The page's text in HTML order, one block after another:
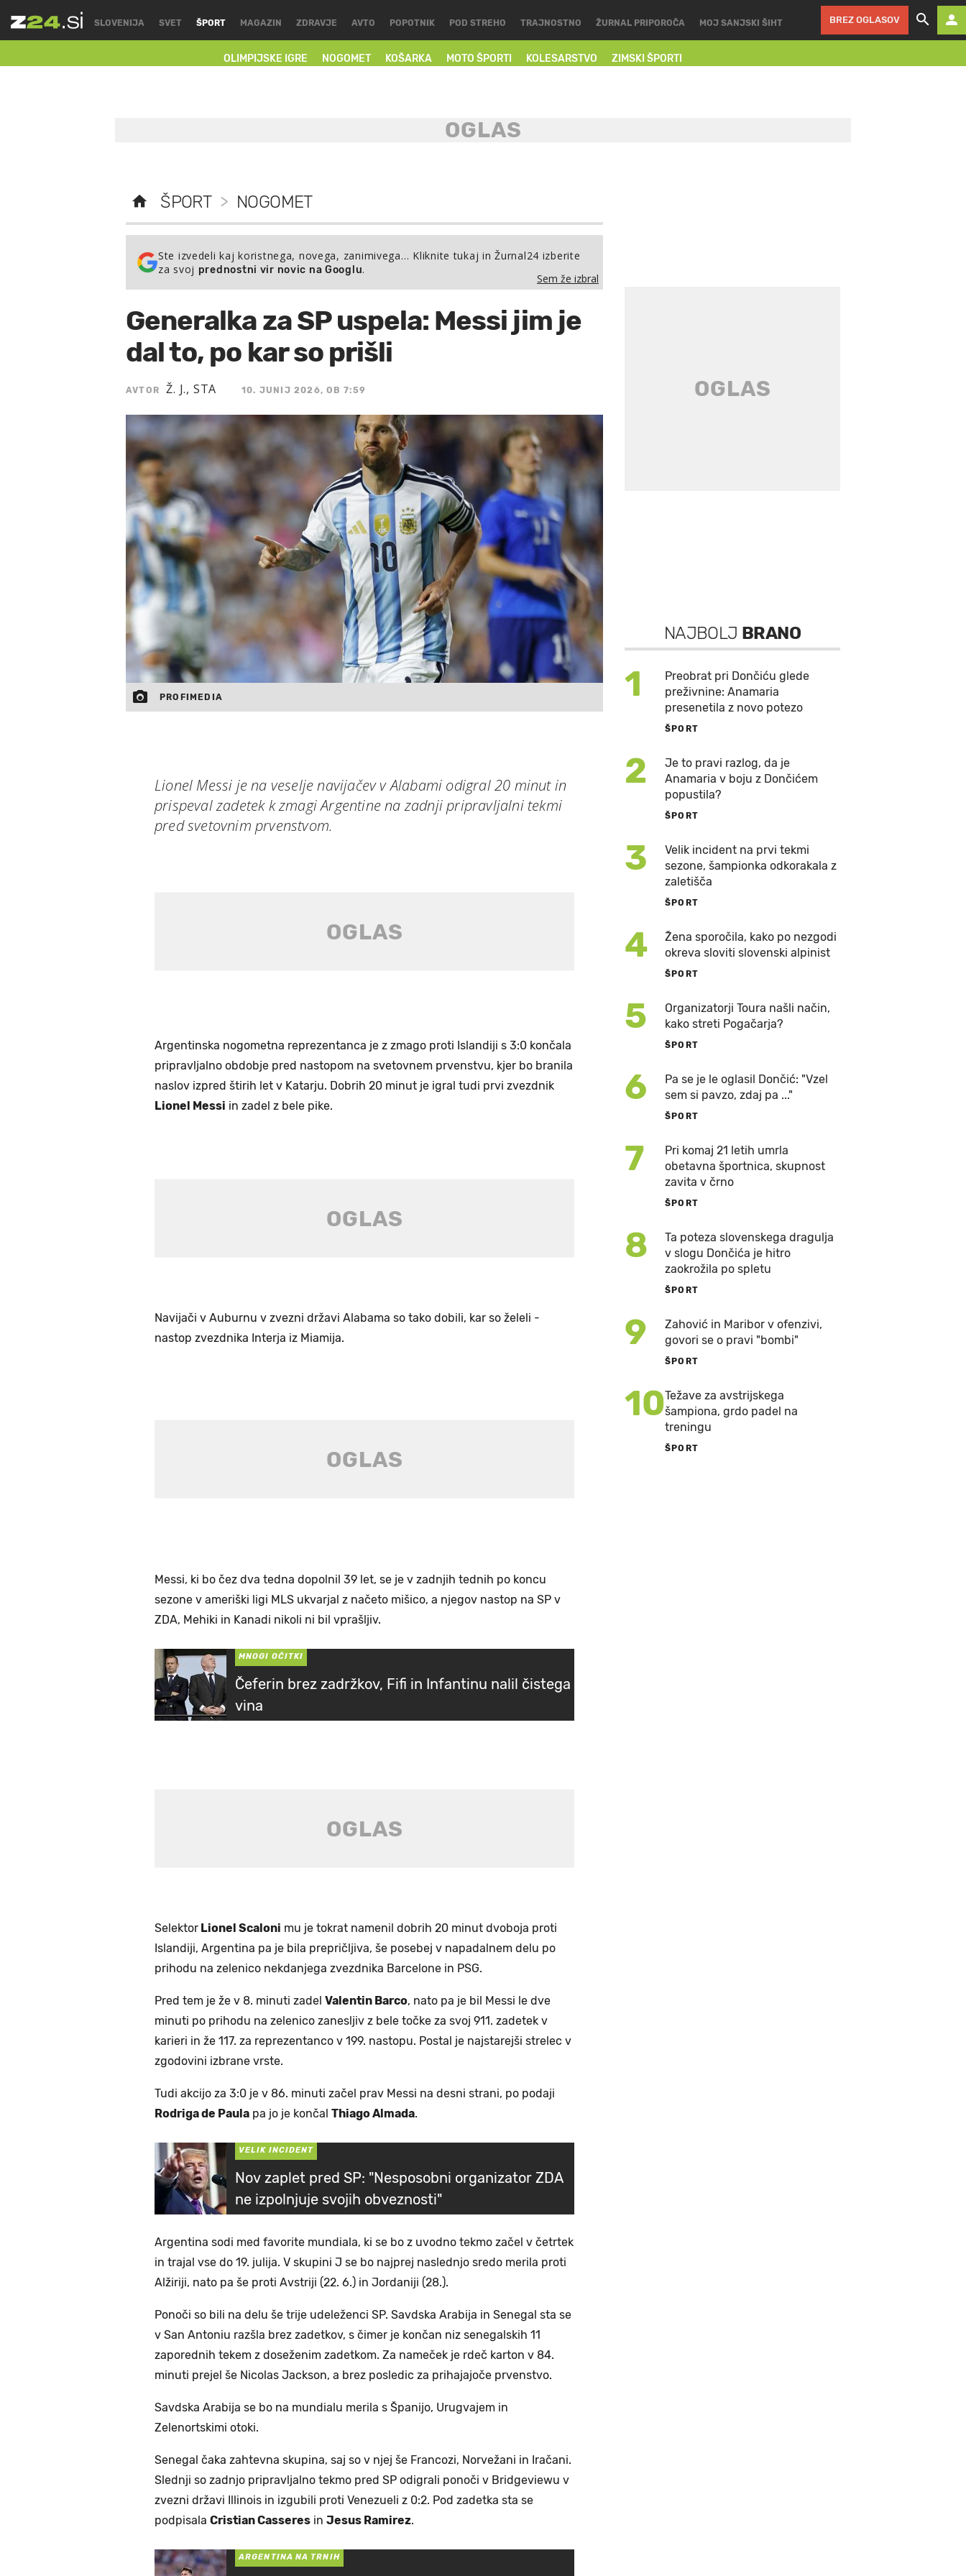
SLOVENIJA SVET ŠPORT
OLIMPIJSKE IGRE NOGOMET KOŠARKA MOTO ŠPORTI KOLESARSTVO ZIMSKI ŠPORTI
MAGAZIN ZDRAVJE AVTO POPOTNIK POD STREHO TRAJNOSTNO ŽURNAL PRIPOROČA MOJ SANJSKI ŠIHT BREZ OGLASOV
ŠPORT > NOGOMET
Ste izvedeli kaj koristnega, novega, zanimivega… Kliknite tukaj in Žurnal24 izberite
za svoj prednostni vir novic na Googlu.
Sem že izbral
Generalka za SP uspela: Messi jim je
dal to, po kar so prišli
AVTOR Ž. J., STA 10. JUNIJ 2026, OB 7:59
PROFIMEDIA
Lionel Messi je na veselje navijačev v Alabami odigral 20 minut in
prispeval zadetek k zmagi Argentine na zadnji pripravljalni tekmi
pred svetovnim prvenstvom.
Argentinska nogometna reprezentanca je z zmago proti Islandiji s 3:0 končala
pripravljalno obdobje pred nastopom na svetovnem prvenstvu, kjer bo branila
naslov izpred štirih let v Katarju. Dobrih 20 minut je igral tudi prvi zvezdnik
Lionel Messi in zadel z bele pike.
Navijači v Auburnu v zvezni državi Alabama so tako dobili, kar so želeli -
nastop zvezdnika Interja iz Miamija.
Messi, ki bo čez dva tedna dopolnil 39 let, se je v zadnjih tednih po koncu
sezone v ameriški ligi MLS ukvarjal z načeto mišico, a njegov nastop na SP v
ZDA, Mehiki in Kanadi nikoli ni bil vprašljiv.
MNOGI OČITKI
Čeferin brez zadržkov, Fifi in Infantinu nalil čistega
vina
Selektor Lionel Scaloni mu je tokrat namenil dobrih 20 minut dvoboja proti
Islandiji, Argentina pa je bila prepričljiva, še posebej v napadalnem delu po
prihodu na zelenico nekdanjega zvezdnika Barcelone in PSG.
Pred tem je že v 8. minuti zadel Valentin Barco, nato pa je bil Messi le dve
minuti po prihodu na zelenico zanesljiv z bele točke za svoj 911. zadetek v
karieri in že 117. za reprezentanco v 199. nastopu. Postal je najstarejši strelec v
zgodovini izbrane vrste.
Tudi akcijo za 3:0 je v 86. minuti začel prav Messi na desni strani, po podaji
Rodriga de Paula pa jo je končal Thiago Almada.
VELIK INCIDENT
Nov zaplet pred SP: "Nesposobni organizator ZDA
ne izpolnjuje svojih obveznosti"
Argentina sodi med favorite mundiala, ki se bo z uvodno tekmo začel v četrtek
in trajal vse do 19. julija. V skupini J se bo najprej naslednjo sredo merila proti
Alžiriji, nato pa še proti Avstriji (22. 6.) in Jordaniji (28.).
Ponoči so bili na delu še trije udeleženci SP. Savdska Arabija in Senegal sta se
v San Antoniu razšla brez zadetkov, s čimer je končan niz senegalskih 11
zaporednih tekem z doseženim zadetkom. Za nameček je rdeč karton v 84.
minuti prejel še Nicolas Jackson, a brez posledic za prihajajoče prvenstvo.
Savdska Arabija se bo na mundialu merila s Španijo, Urugvajem in
Zelenortskimi otoki.
Senegal čaka zahtevna skupina, saj so v njej še Francozi, Norvežani in Iračani.
Slednji so zadnjo pripravljalno tekmo pred SP odigrali ponoči v Bridgeviewu v
zvezni državi Illinois in izgubili proti Venezueli z 0:2. Pod zadetka sta se
podpisala Cristian Casseres in Jesus Ramirez.
ARGENTINA NA TRNIH
NAJBOLJ BRANO
1
Preobrat pri Dončiću glede
preživnine: Anamaria
presenetila z novo potezo
ŠPORT
2
Je to pravi razlog, da je
Anamaria v boju z Dončićem
popustila?
ŠPORT
3
Velik incident na prvi tekmi
sezone, šampionka odkorakala z
zaletišča
ŠPORT
4
Žena sporočila, kako po nezgodi
okreva sloviti slovenski alpinist
ŠPORT
5
Organizatorji Toura našli način,
kako streti Pogačarja?
ŠPORT
6
Pa se je le oglasil Dončić: "Vzel
sem si pavzo, zdaj pa ..."
ŠPORT
7
Pri komaj 21 letih umrla
obetavna športnica, skupnost
zavita v črno
ŠPORT
8
Ta poteza slovenskega dragulja
v slogu Dončića je hitro
zaokrožila po spletu
ŠPORT
9
Zahović in Maribor v ofenzivi,
govori se o pravi "bombi"
ŠPORT
10Težave za avstrijskega
šampiona, grdo padel na
treningu
ŠPORT